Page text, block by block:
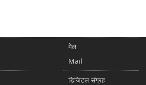
मेल
Mail
डिजिटल संग्रह